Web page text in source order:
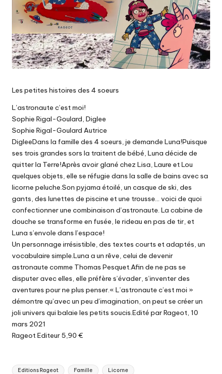
Les petites histoires des 4 soeurs
L’astronaute c’est moi!
Sophie Rigal-Goulard, Diglee
Sophie Rigal-Goulard Autrice
DigleeDans la famille des 4 soeurs, je demande Luna!Puisque
ses trois grandes sors la traitent de bébé, Luna décide de
quitter la Terre!Après avoir glané chez Lisa, Laure et Lou
quelques objets, elle se réfugie dans la salle de bains avec sa
licorne peluche.Son pyjama étoilé, un casque de ski, des
gants, des lunettes de piscine et une trousse… voici de quoi
confectionner une combinaison d’astronaute. La cabine de
douche se transforme en fusée, le rideau en pas de tir, et
Luna s’envole dans l’espace!
Un personnage irrésistible, des textes courts et adaptés, un
vocabulaire simple.Luna a un rêve, celui de devenir
astronaute comme Thomas Pesquet.Afin de ne pas se
disputer avec elles, elle préfère s’évader, s’inventer des
aventures pour ne plus penser.« L’astronaute c’est moi »
démontre qu’avec un peu d’imagination, on peut se créer un
joli univers qui balaie les petits soucis.Edité par Rageot, 10
mars 2021
Rageot Editeur 5,90 €
Tags:
Editions Rageot Famille Licorne